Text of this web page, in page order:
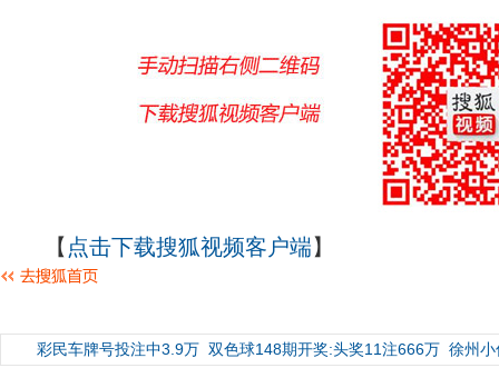
【 点击下载搜狐视频客户端】
彩民车牌号投注中3.9万 双色球148期开奖:头奖11注666万 徐州